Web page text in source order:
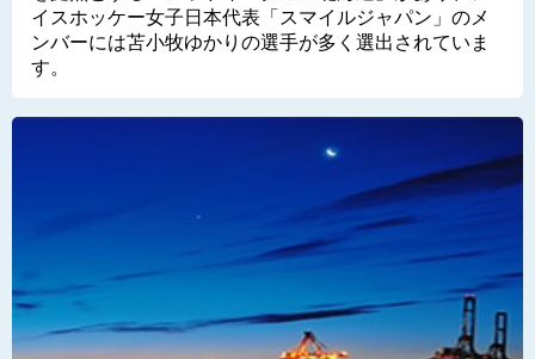
イスホッケー女子日本代表「スマイルジャパン」のメ
ンバーには苫小牧ゆかりの選手が多く選出されていま
す。